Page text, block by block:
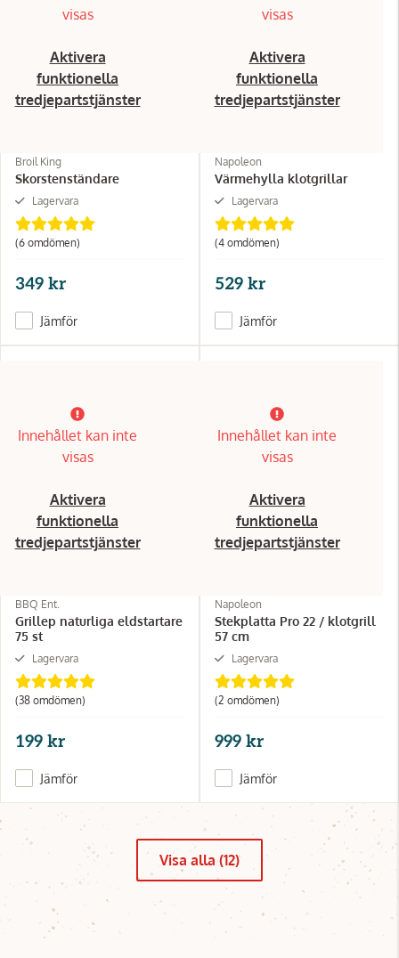
visas
Aktivera
funktionella
tredjepartstjänster
Broil King
Skorstenständare
Lagervara
(6 omdömen)
349 kr
Jämför
visas
Aktivera
funktionella
tredjepartstjänster
Napoleon
Värmehylla klotgrillar
Lagervara
(4 omdömen)
529 kr
Jämför
Innehållet kan inte
visas
Aktivera
funktionella
tredjepartstjänster
BBQ Ent.
Grillep naturliga eldstartare
75 st
Lagervara
(38 omdömen)
199 kr
Jämför
Innehållet kan inte
visas
Aktivera
funktionella
tredjepartstjänster
Napoleon
Stekplatta Pro 22 / klotgrill
57 cm
Lagervara
(2 omdömen)
999 kr
Jämför
Visa alla (12)